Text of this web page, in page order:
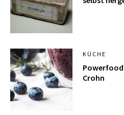
KÜCHE
Crohn